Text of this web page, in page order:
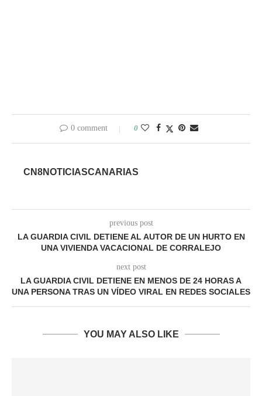
0 comment 0
CN8NOTICIASCANARIAS
previous post
LA GUARDIA CIVIL DETIENE AL AUTOR DE UN HURTO EN
UNA VIVIENDA VACACIONAL DE CORRALEJO
next post
LA GUARDIA CIVIL DETIENE EN MENOS DE 24 HORAS A
UNA PERSONA TRAS UN VÍDEO VIRAL EN REDES SOCIALES
YOU MAY ALSO LIKE